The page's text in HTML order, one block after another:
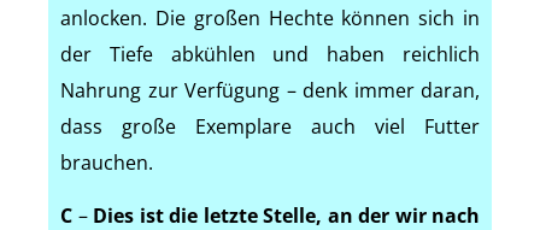
anlocken. Die großen Hechte können sich in
der Tiefe abkühlen und haben reichlich
Nahrung zur Verfügung – denk immer daran,
dass große Exemplare auch viel Futter
brauchen.
C – Dies ist die letzte Stelle, an der wir nach